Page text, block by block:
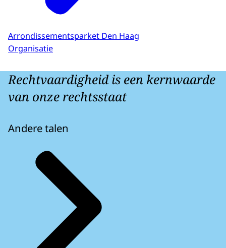
Arrondissementsparket Den Haag
Organisatie
Rechtvaardigheid is een kernwaarde
van onze rechtsstaat
Andere talen